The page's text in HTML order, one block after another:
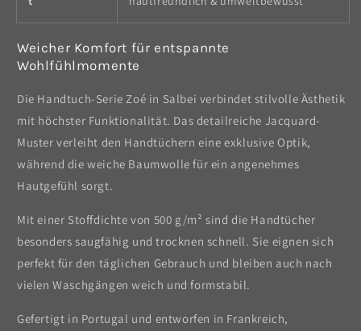
Weicher Komfort für entspannte
Wohlfühlmomente
Die Handtuch-Serie Zoé in Salbei verbindet stilvolle Ästhetik
mit höchster Funktionalität. Das detailreiche Jacquard-
Muster verleiht den Handtüchern eine exklusive Optik,
während die weiche Baumwolle für ein angenehmes
Hautgefühl sorgt.
Mit einer Stoffdichte von 500 g/m² sind die Handtücher
besonders saugfähig und trocknen schnell. Sie eignen sich
perfekt für den täglichen Gebrauch und bleiben auch nach
vielen Waschgängen weich und formstabil.
Gefertigt in Portugal und entworfen in Frankreich,